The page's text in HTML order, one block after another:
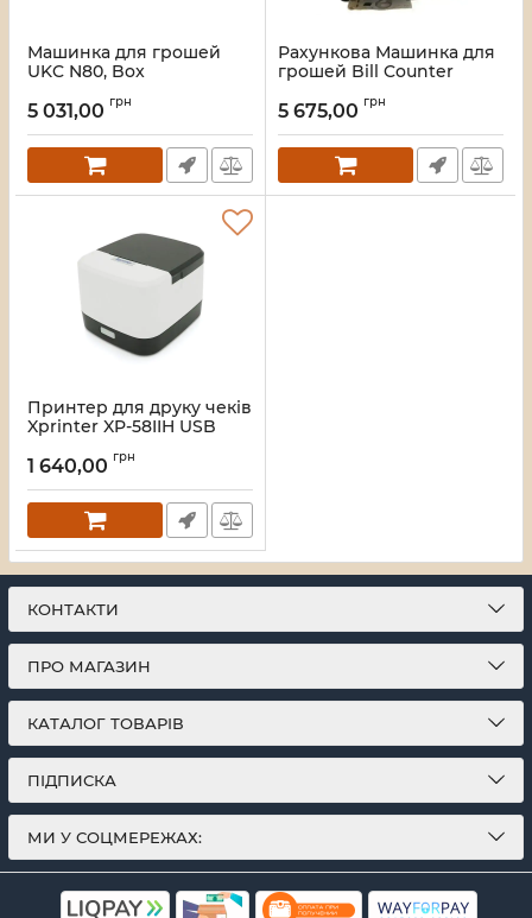
Машинка для грошей
UKC N80, Box
5 031,00 грн
Рахункова Машинка для
грошей Bill Counter
Артикул:36389
5 675,00 грн
Принтер для друку чеків
Xprinter XP-58IIH USB
1 640,00 грн
КОНТАКТИ
ПРО МАГАЗИН
КАТАЛОГ ТОВАРІВ
ПІДПИСКА
МИ У СОЦМЕРЕЖАХ: